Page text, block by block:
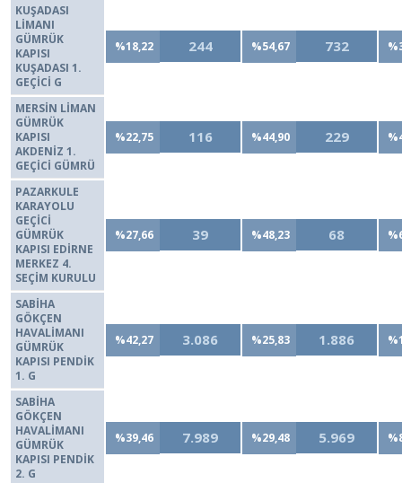
KUŞADASI
LİMANI
GÜMRÜK
KAPISI
KUŞADASI 1.
GEÇİCİ G
%18,22 244 %54,67 732
MERSİN LİMAN
GÜMRÜK
KAPISI
AKDENİZ 1.
GEÇİCİ GÜMRÜ
%22,75 116 %44,90 229
PAZARKULE
KARAYOLU
GEÇİCİ
GÜMRÜK
KAPISI EDİRNE
MERKEZ 4.
SEÇİM KURULU
%27,66 39 %48,23 68
SABİHA
GÖKÇEN
HAVALİMANI
GÜMRÜK
KAPISI PENDİK
1. G
%42,27 3.086 %25,83 1.886
SABİHA
GÖKÇEN
HAVALİMANI
GÜMRÜK
KAPISI PENDİK
2. G
%39,46 7.989 %29,48 5.969